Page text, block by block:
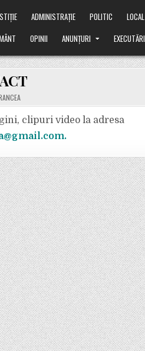
ADMINISTRAȚIE POLITIC LOCAL
OPINII ANUNȚURI EXECUTĂRI
clipuri video la adresa